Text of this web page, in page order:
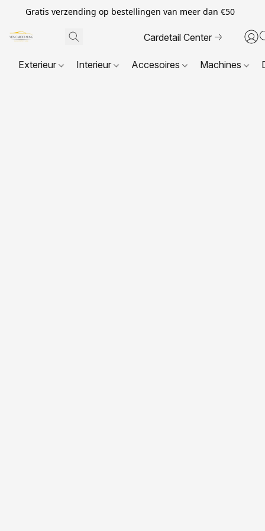
Gratis verzending op bestellingen van meer dan €50
Cardetail Center
Exterieur Interieur Accesoires Machines